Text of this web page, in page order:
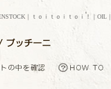
｜ｔｏｉｔｏｉｔｏｉ！｜OIL｜